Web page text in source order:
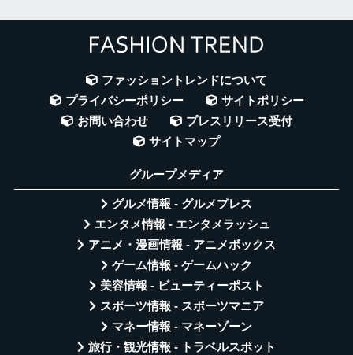
ファッショントレンドについて
プライバシーポリシー
サイトポリシー
お問い合わせ
プレスリリース受付
サイトマップ
グループメディア
グルメ情報 - グルメプレス
エンタメ情報 - エンタメラッシュ
アニメ・漫画情報 - アニメボックス
ゲーム情報 - ゲームハック
美容情報 - ビューティーポスト
スポーツ情報 - スポーツマニア
マネー情報 - マネーゾーン
旅行・観光情報 - トラベルスポット